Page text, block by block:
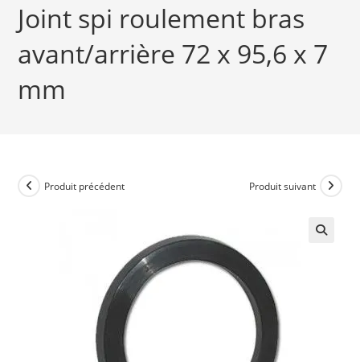
e
d
e
r
o
u
i
Joint spi roulement bras
avant/arrière 72 x 95,6 x 7
mm
Produit précédent Produit suivant